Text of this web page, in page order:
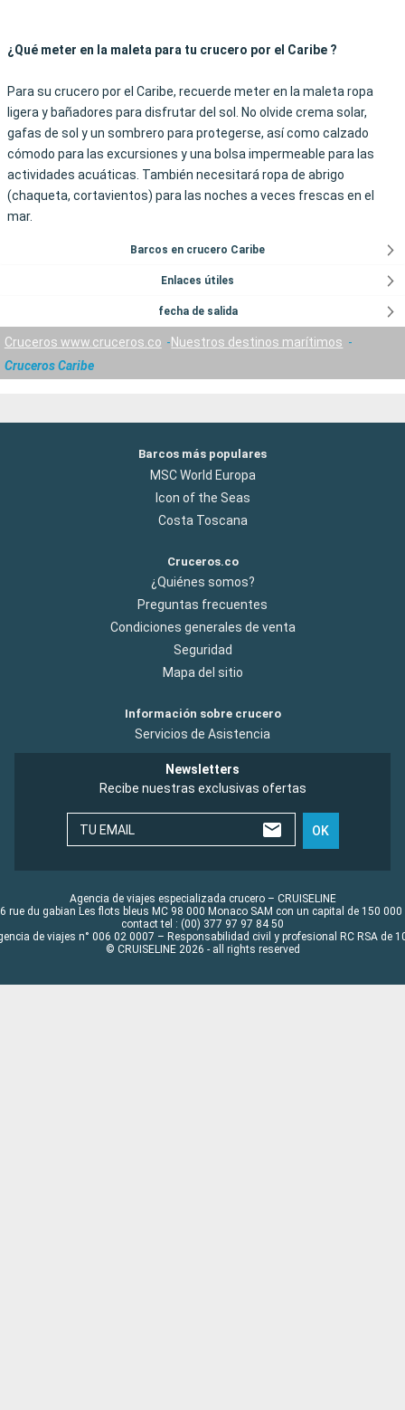
¿Qué meter en la maleta para tu crucero por el Caribe ?
Para su crucero por el Caribe, recuerde meter en la maleta ropa
ligera y bañadores para disfrutar del sol. No olvide crema solar,
gafas de sol y un sombrero para protegerse, así como calzado
cómodo para las excursiones y una bolsa impermeable para las
actividades acuáticas. También necesitará ropa de abrigo
(chaqueta, cortavientos) para las noches a veces frescas en el
mar.
Barcos en crucero Caribe
Enlaces útiles
fecha de salida
Cruceros www.cruceros.co
Nuestros destinos marítimos
Cruceros Caribe
Barcos más populares
MSC World Europa
Icon of the Seas
Costa Toscana
Cruceros.co
¿Quiénes somos?
Preguntas frecuentes
Condiciones generales de venta
Seguridad
Mapa del sitio
Información sobre crucero
Servicios de Asistencia
Newsletters
Recibe nuestras exclusivas ofertas
TU EMAIL OK
Agencia de viajes especializada crucero – CRUISELINE
rue du gabian Les flots bleus MC 98 000 Monaco SAM con un capital de 150 000
contact tel : (00) 377 97 97 84 50
de viajes n° 006 02 0007 – Responsabilidad civil y profesional RC RSA de
© CRUISELINE 2026 - all rights reserved